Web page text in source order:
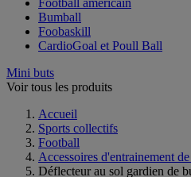
Bumball
Foobaskill
CardioGoal et Poull Ball
Mini buts
Voir tous les produits
Accueil
Sports collectifs
Football
Accessoires d'entrainement
Déflecteur au sol gardien de